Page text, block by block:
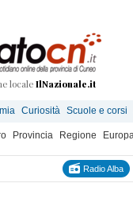
localeIlNazionale.it
Curiosità Scuole e corsi
Provincia Regione
Radio Alba